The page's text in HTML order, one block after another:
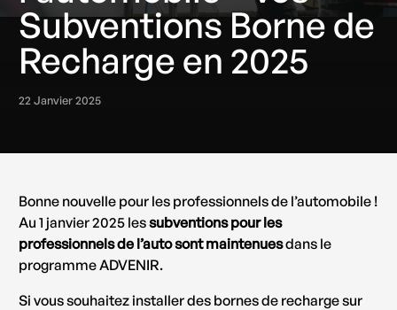
Subventions Borne de
Recharge en 2025
22 Janvier 2025
Bonne nouvelle pour les professionnels de l’automobile !
Au 1 janvier 2025 lessubventions pour les
professionnels de l’auto sont maintenuesdans le
programme ADVENIR.
Si vous souhaitez installer des bornes de recharge sur